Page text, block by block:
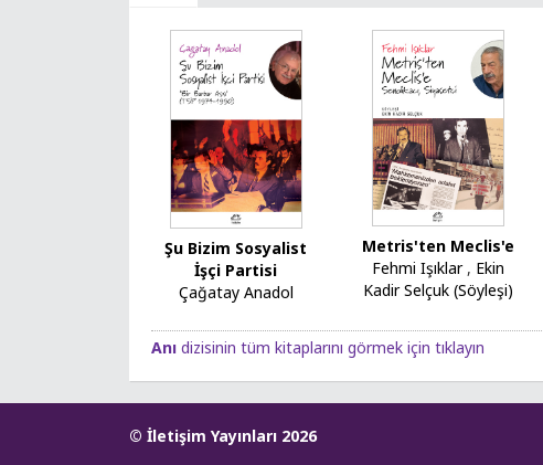
Şu Bizim Sosyalist
İşçi Partisi
Çağatay Anadol
Metris'ten Meclis'e
Fehmi Işıklar, Ekin
Kadir Selçuk (Söyleşi)
Anı dizisinin tüm kitaplarını görmek için tıklayın
© İletişim Yayınları 2026